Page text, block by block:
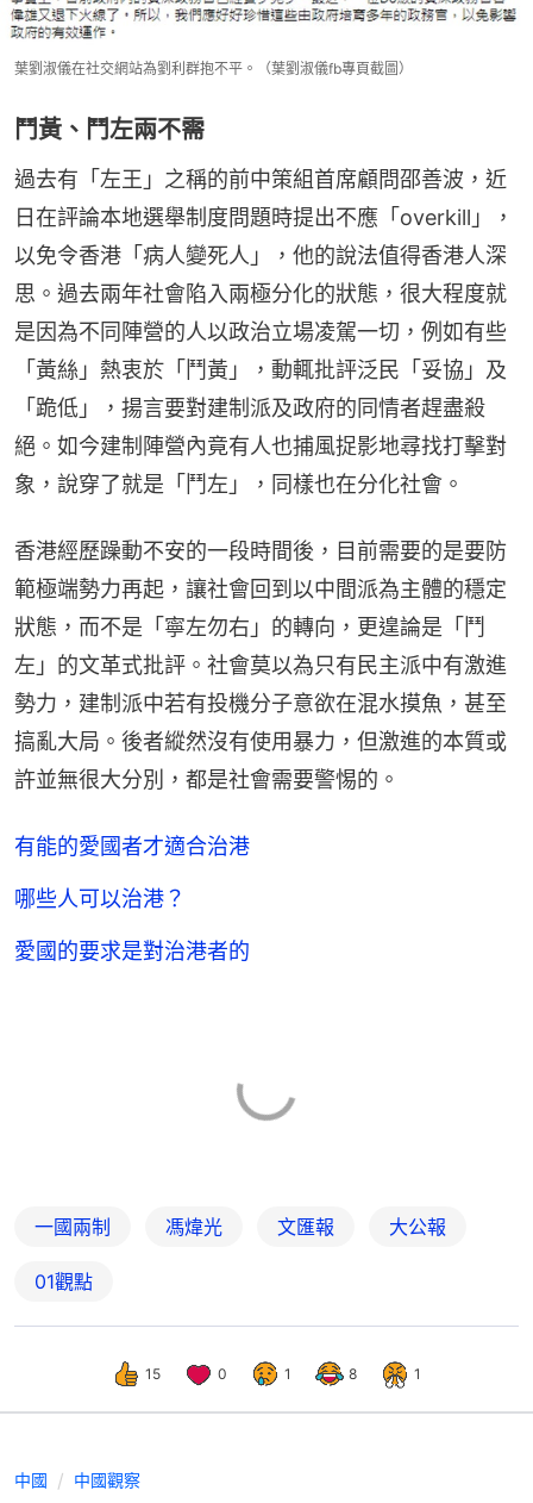
葉劉淑儀在社交網站為劉利群抱不平。（葉劉淑儀fb專頁截圖）
鬥黃、鬥左兩不需
過去有「左王」之稱的前中策組首席顧問邵善波，近
日在評論本地選舉制度問題時提出不應「overkill」，
以免令香港「病人變死人」，他的說法值得香港人深
思。過去兩年社會陷入兩極分化的狀態，很大程度就
是因為不同陣營的人以政治立場凌駕一切，例如有些
「黃絲」熱衷於「鬥黃」，動輒批評泛民「妥協」及
「跪低」，揚言要對建制派及政府的同情者趕盡殺
絕。如今建制陣營內竟有人也捕風捉影地尋找打擊對
象，說穿了就是「鬥左」，同樣也在分化社會。
香港經歷躁動不安的一段時間後，目前需要的是要防
範極端勢力再起，讓社會回到以中間派為主體的穩定
狀態，而不是「寧左勿右」的轉向，更遑論是「鬥
左」的文革式批評。社會莫以為只有民主派中有激進
勢力，建制派中若有投機分子意欲在混水摸魚，甚至
搞亂大局。後者縱然沒有使用暴力，但激進的本質或
許並無很大分別，都是社會需要警惕的。
有能的愛國者才適合治港
哪些人可以治港？
愛國的要求是對治港者的
一國兩制 馮煒光 文匯報 大公報
01觀點
15 0 1 8 1
中國 中國觀察